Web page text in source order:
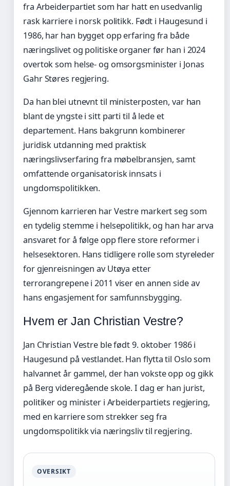
fra Arbeiderpartiet som har hatt en usedvanlig
rask karriere i norsk politikk. Født i Haugesund i
1986, har han bygget opp erfaring fra både
næringslivet og politiske organer før han i 2024
overtok som helse- og omsorgsminister i Jonas
Gahr Støres regjering.
Da han blei utnevnt til ministerposten, var han
blant de yngste i sitt parti til å lede et
departement. Hans bakgrunn kombinerer
juridisk utdanning med praktisk
næringslivserfaring fra møbelbransjen, samt
omfattende organisatorisk innsats i
ungdomspolitikken.
Gjennom karrieren har Vestre markert seg som
en tydelig stemme i helsepolitikk, og han har arva
ansvaret for å følge opp flere store reformer i
helsesektoren. Hans tidligere rolle som styreleder
for gjenreisningen av Utøya etter
terrorangrepene i 2011 viser en annen side av
hans engasjement for samfunnsbygging.
Hvem er Jan Christian Vestre?
Jan Christian Vestre ble født 9. oktober 1986 i
Haugesund på vestlandet. Han flytta til Oslo som
halvannet år gammel, der han vokste opp og gikk
på Berg videregående skole. I dag er han jurist,
politiker og minister i Arbeiderpartiets regjering,
med en karriere som strekker seg fra
ungdomspolitikk via næringsliv til regjering.
OVERSIKT